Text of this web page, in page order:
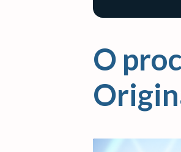
O